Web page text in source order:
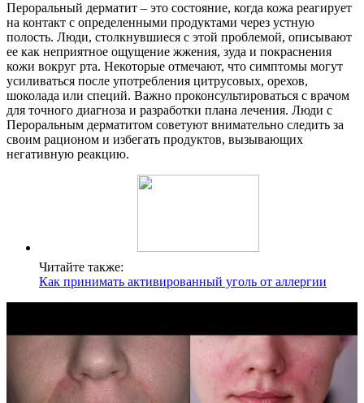
Пероральный дерматит – это состояние, когда кожа реагирует
на контакт с определенными продуктами через устную
полость. Люди, столкнувшиеся с этой проблемой, описывают
ее как неприятное ощущение жжения, зуда и покраснения
кожи вокруг рта. Некоторые отмечают, что симптомы могут
усиливаться после употребления цитрусовых, орехов,
шоколада или специй. Важно проконсультироваться с врачом
для точного диагноза и разработки плана лечения. Люди с
Пероральным дерматитом советуют внимательно следить за
своим рационом и избегать продуктов, вызывающих
негативную реакцию.
Читайте также:
Как принимать активированный уголь от аллергии